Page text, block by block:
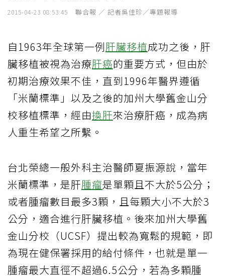
2015-04-23 08:53:45 聯合報 ／ 記者吳佳珍／專題報導
自1963年全球第一例肝臟移植成功之後，肝
臟移植被視為治療肝癌的重要方式，但由於
初期治療效果不佳，直到1996年醫界遵循
「米蘭標準」以及之後的加州大學舊金山分
校移植標準，經由換肝來治療肝癌，成為病
人重生希望之所繫。
台北榮總一般外科主治醫師夏振源說，當年
米蘭標準，是肝腫瘤是單顆且不大於5公分；
或者腫瘤數目最多3顆，且每顆大小不大於3
公分，適合進行肝臟移植。後來加州大學舊
金山分校（UCSF）提出較為寬鬆的規範，即
為現在健保署採用的給付條件，也就是單一
腫瘤最大直徑不超過6.5公分，若為多顆腫